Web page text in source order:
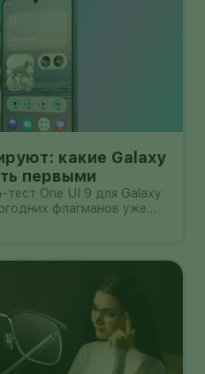
какие Galaxy
первыми
тест One UI 9 для Galaxy
флагманов уже